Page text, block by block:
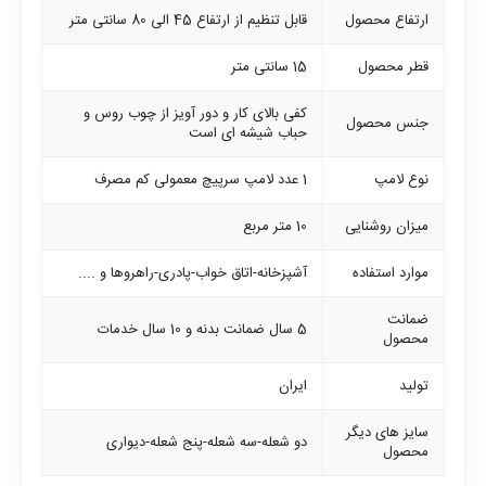
ارتفاع محصول
قابل تنظیم از ارتفاع 45 الی 80 سانتی متر
قطر محصول
15 سانتی متر
جنس محصول
کفی بالای کار و دور آویز از چوب روس و
حباب شیشه ای است
نوع لامپ
1 عدد لامپ سرپیچ معمولی کم مصرف
میزان روشنایی
10 متر مربع
موارد استفاده
آشپزخانه-اتاق خواب-پادری-راهروها و ....
ضمانت
محصول
5 سال ضمانت بدنه و 10 سال خدمات
تولید
ایران
سایز های دیگر
محصول
دو شعله-سه شعله-پنج شعله-دیواری